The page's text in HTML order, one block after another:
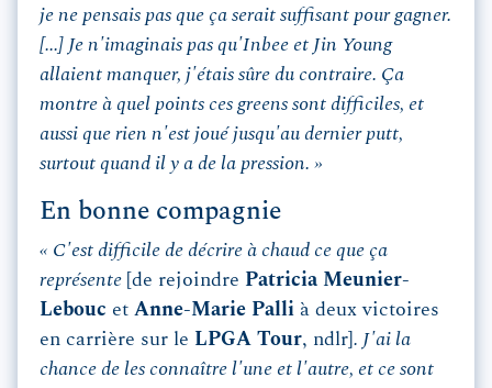
je ne pensais pas que ça serait suffisant pour gagner.
[...] Je n'imaginais pas qu'Inbee et Jin Young
allaient manquer, j'étais sûre du contraire. Ça
montre à quel points ces greens sont difficiles, et
aussi que rien n'est joué jusqu'au dernier putt,
surtout quand il y a de la pression. »
En bonne compagnie
« C'est difficile de décrire à chaud ce que ça
représente [de rejoindre Patricia Meunier-
Lebouc et Anne-Marie Palli à deux victoires
en carrière sur le LPGA Tour, ndlr] . J'ai la
chance de les connaître l'une et l'autre, et ce sont